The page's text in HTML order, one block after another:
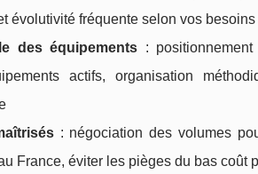
évolutivité fréquente selon vos
des équipements :
actifs, organisation
: négociation des volumes
France, éviter les pièges du bas coût